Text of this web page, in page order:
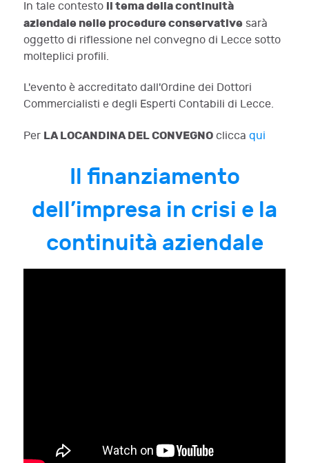
In tale contesto il tema della continuità
aziendale nelle procedure conservative sarà
oggetto di riflessione nel convegno di Lecce sotto
molteplici profili.
L'evento è accreditato dall'Ordine dei Dottori
Commercialisti e degli Esperti Contabili di Lecce.
Per LA LOCANDINA DEL CONVEGNO clicca qui
Il finanziamento
dell’impresa in crisi e la
continuità aziendale